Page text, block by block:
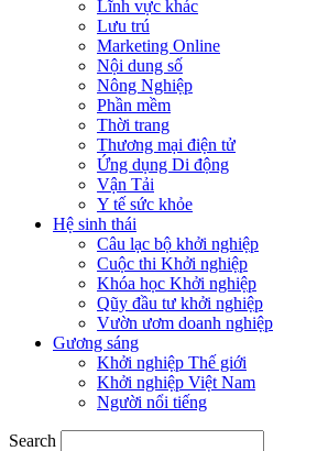
Lĩnh vực khác
Lưu trú
Marketing Online
Nội dung số
Nông Nghiệp
Phần mềm
Thời trang
Thương mại điện tử
Ứng dụng Di động
Vận Tải
Y tế sức khỏe
Hệ sinh thái
Câu lạc bộ khởi nghiệp
Cuộc thi Khởi nghiệp
Khóa học Khởi nghiệp
Qũy đầu tư khởi nghiệp
Vườn ươm doanh nghiệp
Gương sáng
Khởi nghiệp Thế giới
Khởi nghiệp Việt Nam
Người nổi tiếng
Search